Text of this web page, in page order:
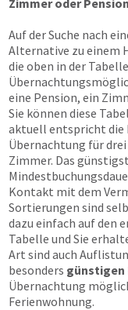
Zimmer oder
Auf der Suche nach
Alternative zu einem
die oben in der
eine Pension, ein
Sie können diese
aktuell entspricht die
Übernachtung für
Zimmer. Das
Kontakt mit dem
Sortierungen sind
dazu einfach auf den
Tabelle und Sie
Art sind auch
besonders günstigen
Übernachtung
Ferienwohnung.